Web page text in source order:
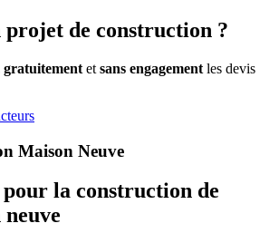
projet de construction ?
gratuitement et sans engagement les devis
Maison Neuve
la construction de